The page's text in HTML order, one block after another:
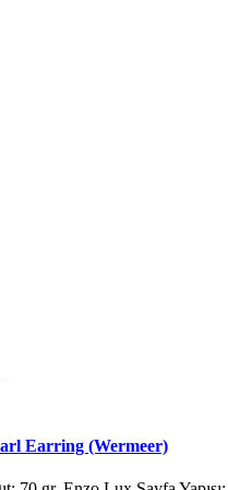
Earring (Wermeer)